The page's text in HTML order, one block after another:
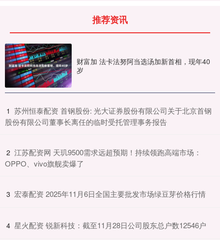
推荐资讯
财富加 法卡法努阿当选汤加新首相，现年40
岁
1 ​苏州恒泰配资 首钢股份: 光大证券股份有限公司关于北京首钢
股份有限公司董事长离任的临时受托管理事务报告
2 ​江苏配资网 天玑9500需求远超预期！持续领跑高端市场：
OPPO、vivo旗舰卖爆了
3 ​宏泰配资 2025年11月6日全国主要批发市场绿豆芽价格行情
4 ​星火配资 锐新科技：截至11月28日公司股东总户数12546户